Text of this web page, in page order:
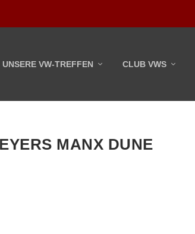
UNSERE VW-TREFFEN CLUB VWS
MANX DUNE